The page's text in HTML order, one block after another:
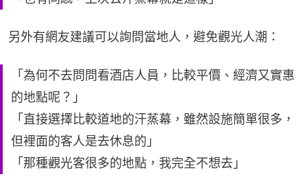
另外有網友建議可以詢問當地人，避免觀光人潮：
「為何不去問問看酒店人員，比較平價、經濟又實惠
的地點呢？」
「直接選擇比較道地的汗蒸幕，雖然設施簡單很多，
但裡面的客人是去休息的」
「那種觀光客很多的地點，我完全不想去」